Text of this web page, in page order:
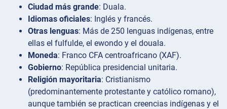
Ciudad más grande: Duala.
Idiomas oficiales: Inglés y francés.
Otras lenguas: Más de 250 lenguas indígenas, entre
ellas el fulfulde, el ewondo y el douala.
Moneda: Franco CFA centroafricano (XAF).
Gobierno: República presidencial unitaria.
Religión mayoritaria: Cristianismo
(predominantemente protestante y católico romano),
aunque también se practican creencias indígenas y el